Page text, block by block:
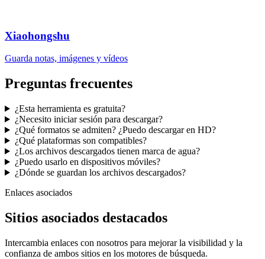
Xiaohongshu
Guarda notas, imágenes y vídeos
Preguntas frecuentes
¿Esta herramienta es gratuita?
¿Necesito iniciar sesión para descargar?
¿Qué formatos se admiten? ¿Puedo descargar en HD?
¿Qué plataformas son compatibles?
¿Los archivos descargados tienen marca de agua?
¿Puedo usarlo en dispositivos móviles?
¿Dónde se guardan los archivos descargados?
Enlaces asociados
Sitios asociados destacados
Intercambia enlaces con nosotros para mejorar la visibilidad y la
confianza de ambos sitios en los motores de búsqueda.